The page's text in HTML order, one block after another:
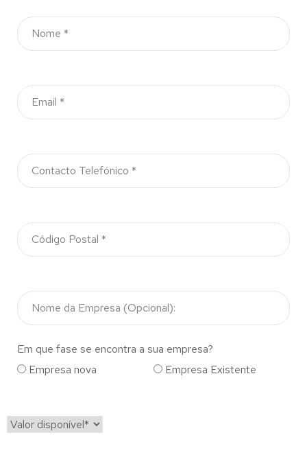
Em que fase se encontra a sua empresa?
Empresa nova
Empresa Existente